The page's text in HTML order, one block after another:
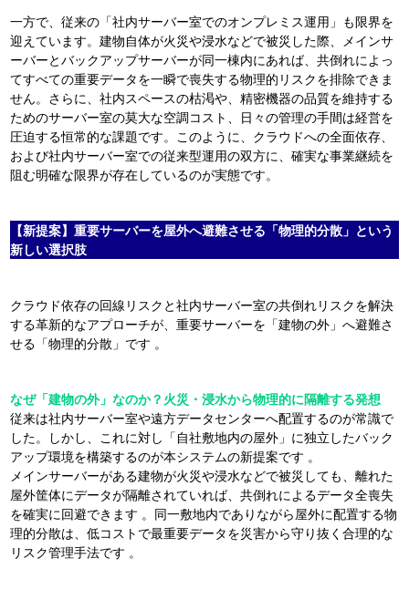
一方で、従来の「社内サーバー室でのオンプレミス運用」も限界を
迎えています。建物自体が火災や浸水などで被災した際、メインサ
ーバーとバックアップサーバーが同一棟内にあれば、共倒れによっ
てすべての重要データを一瞬で喪失する物理的リスクを排除できま
せん。さらに、社内スペースの枯渇や、精密機器の品質を維持する
ためのサーバー室の莫大な空調コスト、日々の管理の手間は経営を
圧迫する恒常的な課題です。このように、クラウドへの全面依存、
および社内サーバー室での従来型運用の双方に、確実な事業継続を
阻む明確な限界が存在しているのが実態です。
【新提案】重要サーバーを屋外へ避難させる「物理的分散」という
新しい選択肢
クラウド依存の回線リスクと社内サーバー室の共倒れリスクを解決
する革新的なアプローチが、重要サーバーを「建物の外」へ避難さ
せる「物理的分散」です 。
なぜ「建物の外」なのか？火災・浸水から物理的に隔離する発想
従来は社内サーバー室や遠方データセンターへ配置するのが常識で
した。しかし、これに対し「自社敷地内の屋外」に独立したバック
アップ環境を構築するのが本システムの新提案です 。
メインサーバーがある建物が火災や浸水などで被災しても、離れた
屋外筐体にデータが隔離されていれば、共倒れによるデータ全喪失
を確実に回避できます 。同一敷地内でありながら屋外に配置する物
理的分散は、低コストで最重要データを災害から守り抜く合理的な
リスク管理手法です 。